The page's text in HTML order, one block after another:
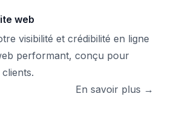
web
visibilité et crédibilité en ligne
performant, conçu pour
En savoir plus →